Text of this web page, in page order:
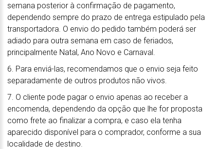
semana posterior à confirmação de pagamento,
dependendo sempre do prazo de entrega estipulado pela
transportadora. O envio do pedido também poderá ser
adiado para outra semana em caso de feriados,
principalmente Natal, Ano Novo e Carnaval.
6. Para enviá-las, recomendamos que o envio seja feito
separadamente de outros produtos não vivos.
7. O cliente pode pagar o envio apenas ao receber a
encomenda, dependendo da opção que lhe for proposta
como frete ao finalizar a compra, e caso ela tenha
aparecido disponível para o comprador, conforme a sua
localidade de destino.